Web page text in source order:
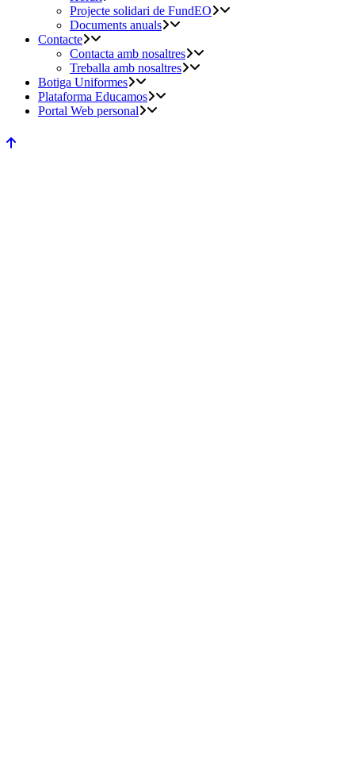
Projecte solidari de FundEO
Documents anuals
Contacte
Contacta amb nosaltres
Treballa amb nosaltres
Botiga Uniformes
Plataforma Educamos
Portal Web personal